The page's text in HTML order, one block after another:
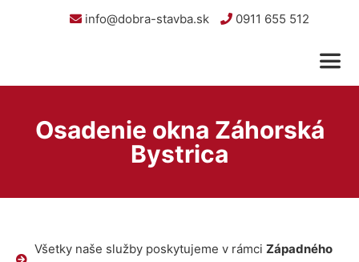
info@dobra-stavba.sk 0911 655 512
Osadenie okna Záhorská
Bystrica
Všetky naše služby poskytujeme v rámci Západného